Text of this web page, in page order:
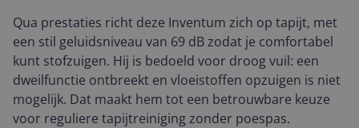
Qua prestaties richt deze Inventum zich op tapijt, met
een stil geluidsniveau van 69 dB zodat je comfortabel
kunt stofzuigen. Hij is bedoeld voor droog vuil: een
dweilfunctie ontbreekt en vloeistoffen opzuigen is niet
mogelijk. Dat maakt hem tot een betrouwbare keuze
voor reguliere tapijtreiniging zonder poespas.